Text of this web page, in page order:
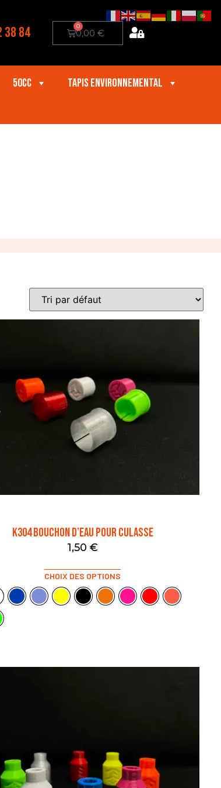
38 84 0,00 €
0
50cc
Tapis Environnemental
K304 BOUCHON D’EAU POUR CULASSE
1,50€
CHOIX DES OPTIONS